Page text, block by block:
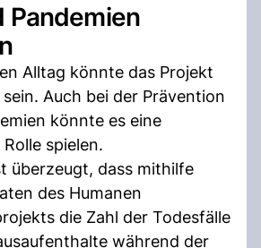
Pandemien
Alltag könnte das Projekt
Auch bei der Prävention
könnte es eine
spielen.
überzeugt, dass mithilfe
des Humanen
die Zahl der Todesfälle
während der